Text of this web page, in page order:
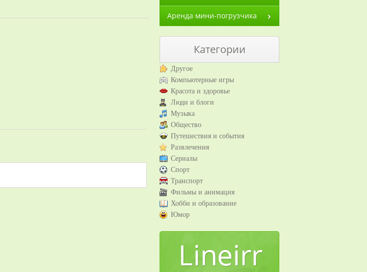
Аренда мини-погрузчика
Категории
Другое
Компьютерные игры
Красота и здоровье
Люди и блоги
Музыка
Общество
Путешествия и события
Развлечения
Сериалы
Спорт
Транспорт
Фильмы и анимация
Хобби и образование
Юмор